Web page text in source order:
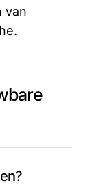
van